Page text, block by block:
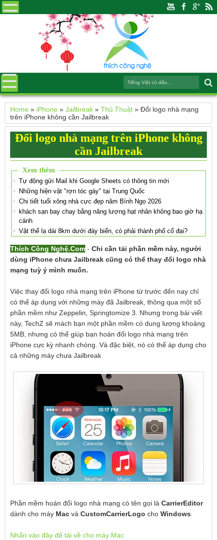
Home » iPhone »Jailbreak »Thủ Thuật »Đổi logo nhà mạng
trên iPhone không cần Jailbreak
Đổi logo nhà mạng trên iPhone không
cần Jailbreak
Xem thêm
Tự động gửi Mail khi Google Sheets có thông tin mới
Những hiện vật "rợn tóc gáy" tại Trung Quốc
Chi tiết tuổi xông nhà cực đẹp năm Bính Ngọ 2026
khách sạn bay chạy bằng năng lượng hạt nhân không bao giờ hạ
cánh
Vật thể lạ dài 8km dưới đáy biển, có phải thành phố cổ đại?
Thích Công Nghệ.Com -Chỉ cần tải phần mềm này, người
dùng iPhone chưa Jailbreak cũng có thể thay đổi logo nhà
mạng tuỳ ý mình muốn.
Việc thay đổi logo nhà mạng trên iPhone từ trước đến nay chỉ
có thể áp dụng với những máy đã Jailbreak, thông qua một số
phần mềm như Zeppelin, Springtomize 3. Nhưng trong bài viết
này, TechZ sẽ mách bạn một phần mềm có dung lượng khoảng
5MB, nhưng có thể giúp bạn hoán đổi logo nhà mạng trên
iPhone cực kỳ nhanh chóng. Và đặc biệt, nó có thể áp dụng cho
cả những máy chưa Jailbreak
Phần mềm hoán đổi logo nhà mạng có tên gọi làCarrierEditor
dành cho máy Mac vàCustomCarrierLogo choWindows.
Nhấn vào đây để tải về cho máy Mac